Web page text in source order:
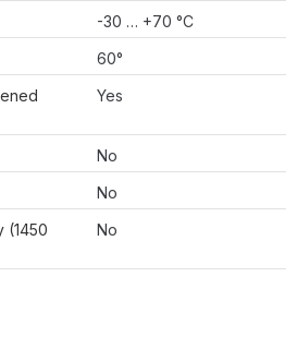
-30 … +70 °C
60°
Yes
No
No
(1450
No